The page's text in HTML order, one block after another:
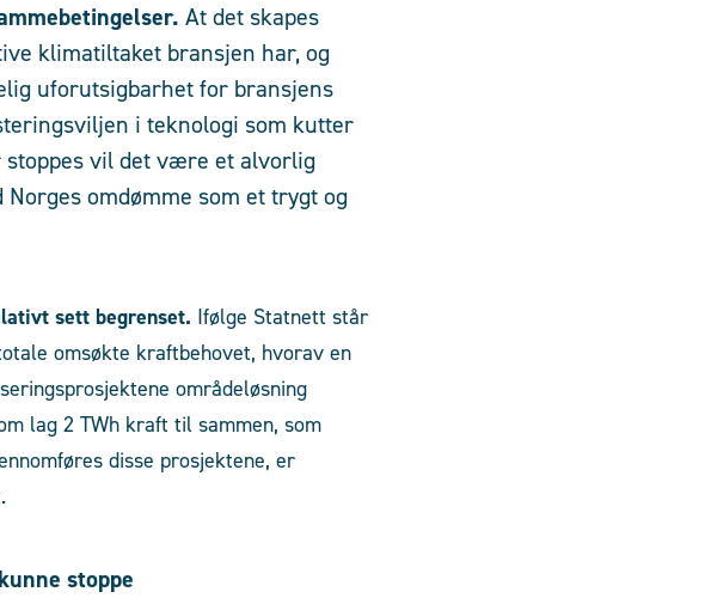
At det skapes
klimatiltaket bransjen har, og
uforutsigbarhet for bransjens
i teknologi som kutter
stoppes vil det være et alvorlig
omdømme som et trygt og
sett begrenset. Ifølge Statnett står
omsøkte kraftbehovet, hvorav en
områdeløsning
lag 2 TWh kraft til sammen, som
disse prosjektene, er
stoppe